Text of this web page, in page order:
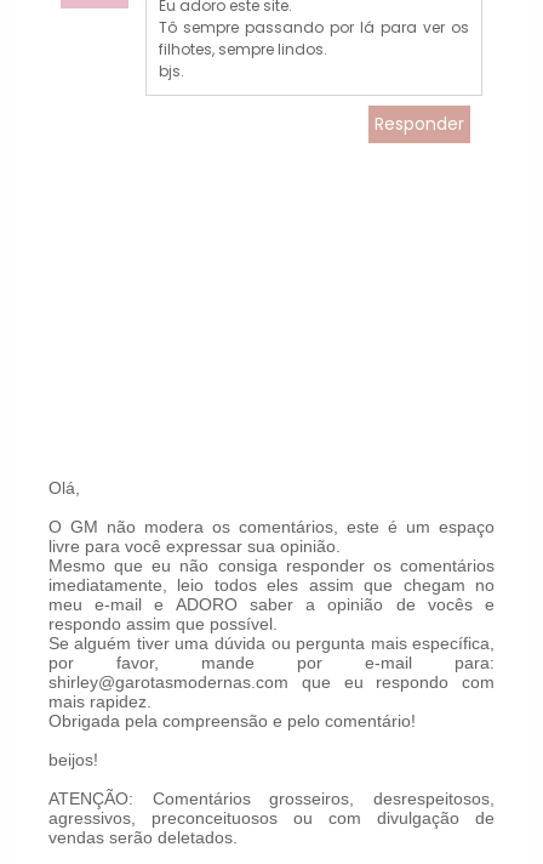
Eu adoro este site.
Tô sempre passando por lá para ver os
filhotes, sempre lindos.
bjs.
Responder
Olá,
O GM não modera os comentários, este é um espaço
livre para você expressar sua opinião.
Mesmo que eu não consiga responder os comentários
imediatamente, leio todos eles assim que chegam no
meu e-mail e ADORO saber a opinião de vocês e
respondo assim que possível.
Se alguém tiver uma dúvida ou pergunta mais específica,
por favor, mande por e-mail para:
shirley@garotasmodernas.com que eu respondo com
mais rapidez.
Obrigada pela compreensão e pelo comentário!
beijos!
ATENÇÃO: Comentários grosseiros, desrespeitosos,
agressivos, preconceituosos ou com divulgação de
vendas serão deletados.